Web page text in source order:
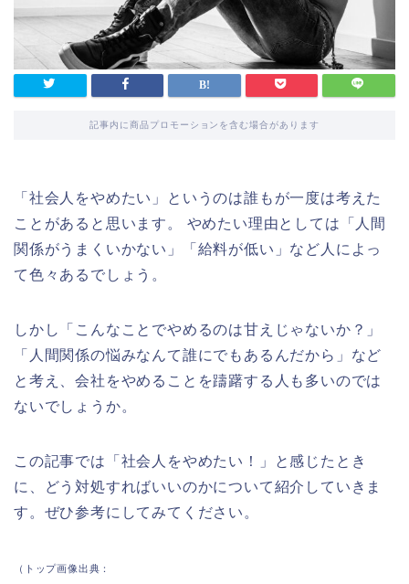
記事内に商品プロモーションを含む場合があります
「社会人をやめたい」というのは誰もが一度は考えた
ことがあると思います。 やめたい理由としては「人間
関係がうまくいかない」「給料が低い」など人によっ
て色々あるでしょう。
しかし「こんなことでやめるのは甘えじゃないか？」
「人間関係の悩みなんて誰にでもあるんだから」など
と考え、会社をやめることを躊躇する人も多いのでは
ないでしょうか。
この記事では「社会人をやめたい！」と感じたとき
に、どう対処すればいいのかについて紹介していきま
す。ぜひ参考にしてみてください。
（トップ画像出典：